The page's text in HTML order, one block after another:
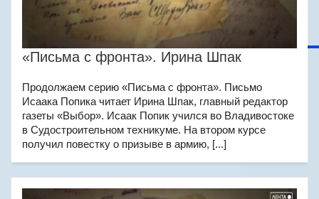
«Письма с фронта». Ирина Шпак
Продолжаем серию «Письма с фронта». Письмо
Исаака Попика читает Ирина Шпак, главный редактор
газеты «Выбор». Исаак Попик учился во Владивостоке
в Судостроительном техникуме. На втором курсе
получил повестку о призыве в армию, [...]